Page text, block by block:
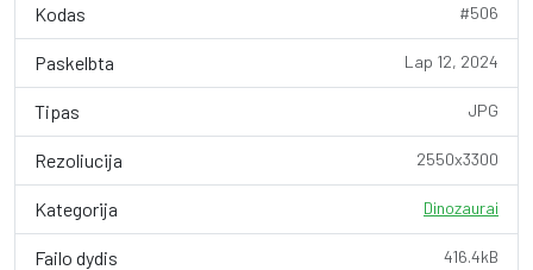
Kodas #506
Paskelbta Lap 12, 2024
Tipas JPG
Rezoliucija 2550x3300
Kategorija Dinozaurai
Failo dydis 416.4kB